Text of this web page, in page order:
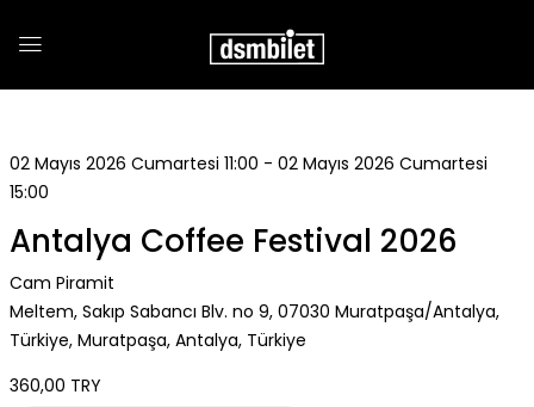
02 Mayıs 2026 Cumartesi 11:00 - 02 Mayıs 2026 Cumartesi
15:00
Antalya Coffee Festival 2026
Cam Piramit
Meltem, Sakıp Sabancı Blv. no 9, 07030 Muratpaşa/Antalya,
Türkiye, Muratpaşa, Antalya, Türkiye
360,00 TRY